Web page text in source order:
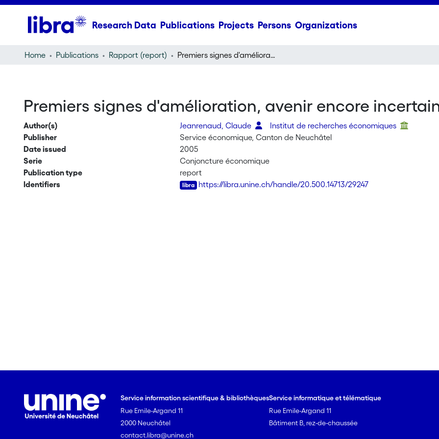
Research Data Publications Projects Persons Organizations
Home Publications Rapport (report) Premiers signes d'amélioration, avenir encore incertain
Premiers signes d'amélioration, avenir encore
Author(s) Jeanrenaud, Claude
Institut de recherches économiques
Publisher
Service économique, Canton de Neuchâtel
Date issued
2005
Serie
Conjoncture économique
Publication type
report
Identifiers
https://libra.unine.ch/handle/20.500.14713/29247
Service information scientifique & bibliothèques
Rue Emile-Argand 11
2000 Neuchâtel
contact.libra@unine.ch
Service informatique et télématique
Rue Emile-Argand 11
Bâtiment B, rez-de-chaussée